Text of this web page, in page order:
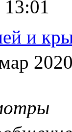
и